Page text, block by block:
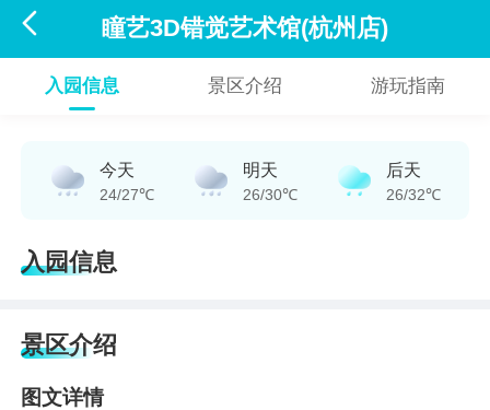
 瞳艺3D错觉艺术馆(杭州店)
入园信息 景区介绍 游玩指南
今天
24/27℃
明天
26/30℃
后天
26/32℃
入园信息
景区介绍
图文详情